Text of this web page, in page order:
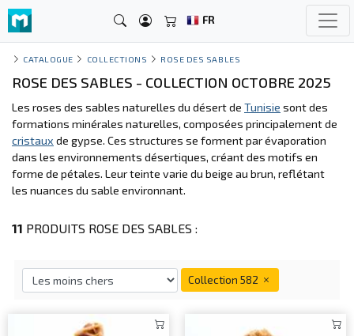
FR
CATALOGUE COLLECTIONS ROSE DES SABLES
ROSE DES SABLES - COLLECTION OCTOBRE 2025
Les roses des sables naturelles du désert de Tunisie sont des
formations minérales naturelles, composées principalement de
cristaux de gypse. Ces structures se forment par évaporation
dans les environnements désertiques, créant des motifs en
forme de pétales. Leur teinte varie du beige au brun, reflétant
les nuances du sable environnant.
11 PRODUITS ROSE DES SABLES :
Collection 582